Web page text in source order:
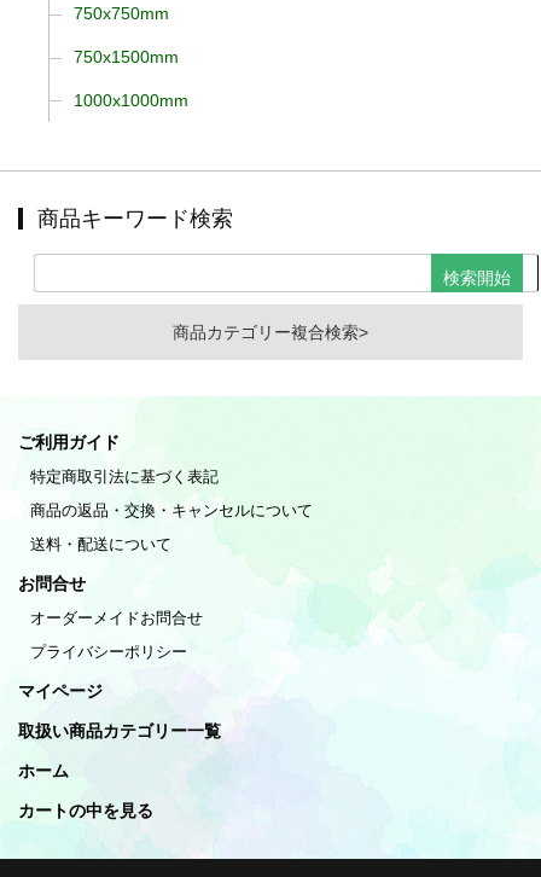
750x750mm
750x1500mm
1000x1000mm
商品キーワード検索
商品カテゴリー複合検索>
ご利用ガイド
特定商取引法に基づく表記
商品の返品・交換・キャンセルについて
送料・配送について
お問合せ
オーダーメイドお問合せ
プライバシーポリシー
マイページ
取扱い商品カテゴリー一覧
ホーム
カートの中を見る